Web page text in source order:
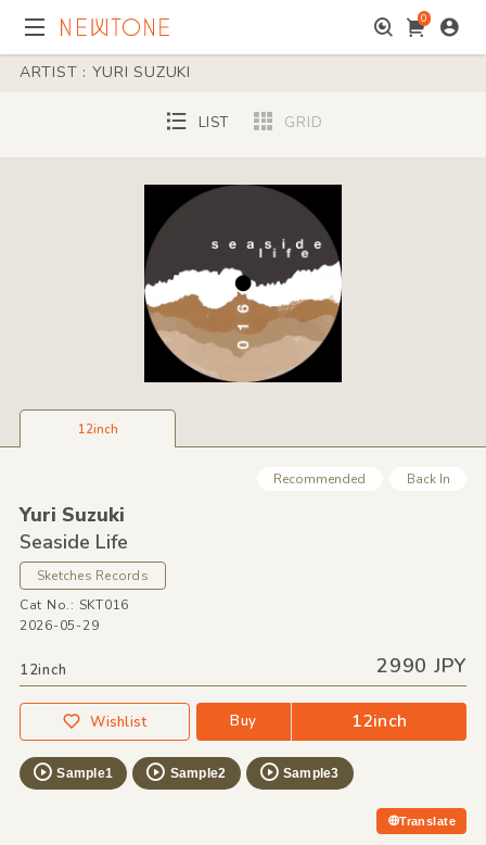
0
ARTIST : YURI SUZUKI
LIST GRID
12inch
Recommended Back In
Yuri Suzuki
Seaside Life
Sketches Records
Cat No.: SKT016
2026-05-29
12inch 2990 JPY
Wishlist Buy 12inch
Sample1 Sample2 Sample3
Translate